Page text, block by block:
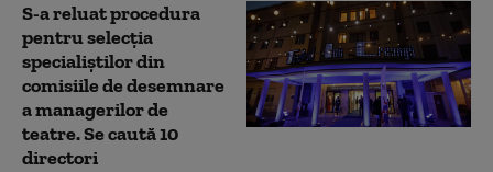
S-a reluat procedura
pentru selecţia
specialiştilor din
comisiile de desemnare
a managerilor de
teatre. Se caută 10
directori